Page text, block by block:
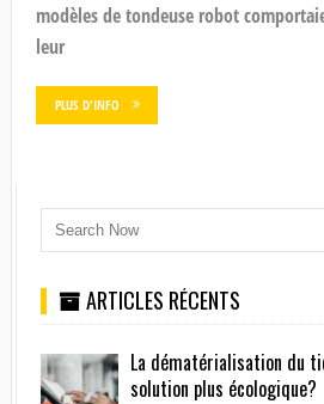
modèles de tondeuse robot
leur
PLUS D'INFO
ARTICLES RÉCENTS
La dématérialisation du
solution plus écologique?